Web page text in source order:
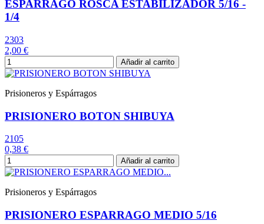
ESPARRAGO ROSCA ESTABILIZADOR 5/16 -
1/4
2303
2,00 €
Añadir al carrito
Prisioneros y Espárragos
PRISIONERO BOTON SHIBUYA
2105
0,38 €
Añadir al carrito
Prisioneros y Espárragos
PRISIONERO ESPARRAGO MEDIO 5/16